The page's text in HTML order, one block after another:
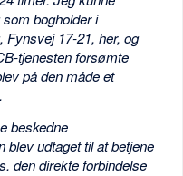
bogholder i
Fynsvej 17-21, her, og
tjenesten forsømte
på den måde et
beskedne
udtaget til at betjene
den direkte forbindelse